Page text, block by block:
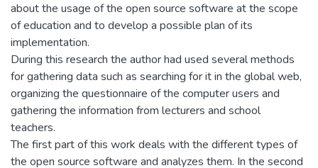
about the usage of the open source software at the scope
of education and to develop a possible plan of its
implementation.
During this research the author had used several methods
for gathering data such as searching for it in the global web,
organizing the questionnaire of the computer users and
gathering the information from lecturers and school
teachers.
The first part of this work deals with the different types of
the open source software and analyzes them. In the second